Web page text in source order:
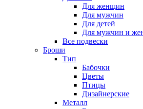
Для женщин
Для мужчин
Для детей
Для мужчин и
Все подвески
Броши
Тип
Бабочки
Цветы
Птицы
Дизайнерские
Металл